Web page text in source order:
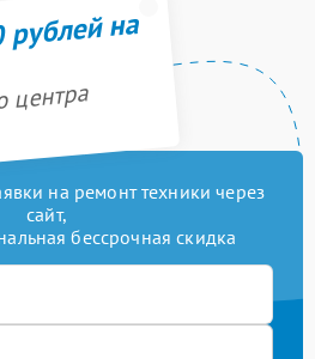
на
центра
на ремонт техники через
сайт,
бессрочная скидка